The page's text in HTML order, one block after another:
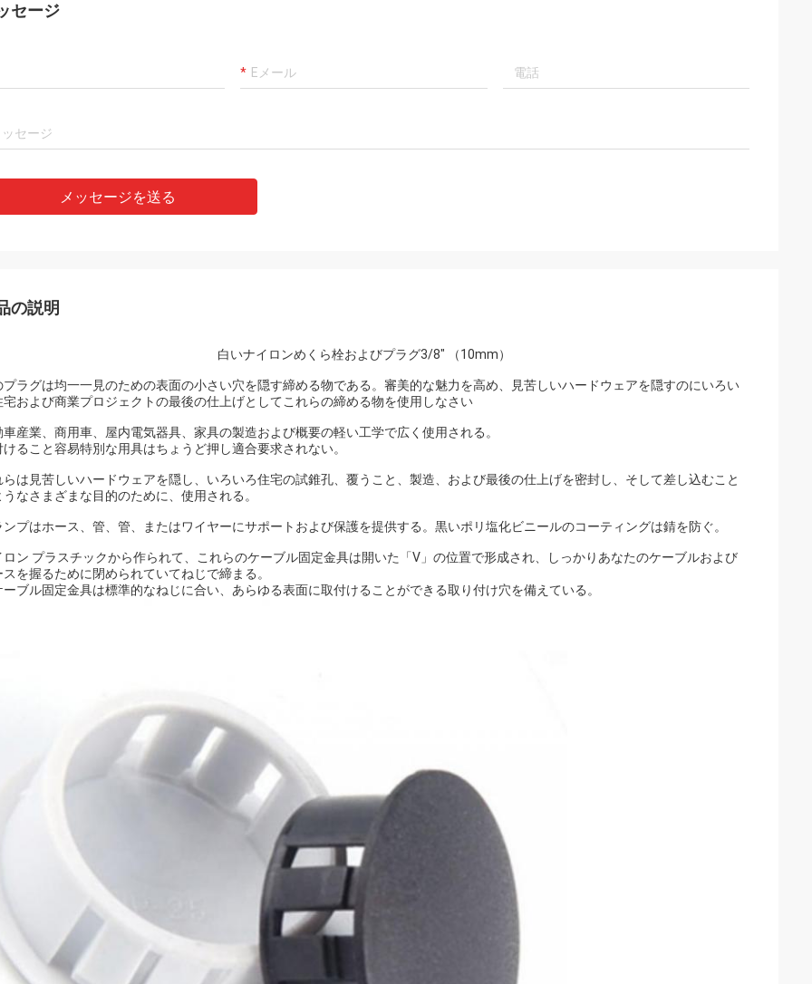
セージ
メッセージを送る
の説明
白いナイロンめくら栓およびプラグ3/8" （10mm）
プラグは均一一見のための表面の小さい穴を隠す締める物である。審美的な魅力を高め、見苦しいハードウェアを隠すのにいろい
宅および商業プロジェクトの最後の仕上げとしてこれらの締める物を使用しなさい
車産業、商用車、屋内電気器具、家具の製造および概要の軽い工学で広く使用される。
けること容易特別な用具はちょうど押し適合要求されない。
らは見苦しいハードウェアを隠し、いろいろ住宅の試錐孔、覆うこと、製造、および最後の仕上げを密封し、そして差し込むこと
うなさまざまな目的のために、使用される。
ンプはホース、管、管、またはワイヤーにサポートおよび保護を提供する。黒いポリ塩化ビニールのコーティングは錆を防ぐ。
ロン プラスチックから作られて、これらのケーブル固定金具は開いた「V」の位置で形成され、しっかりあなたのケーブルおよび
スを握るために閉められていてねじで締まる。
ーブル固定金具は標準的なねじに合い、あらゆる表面に取付けることができる取り付け穴を備えている。